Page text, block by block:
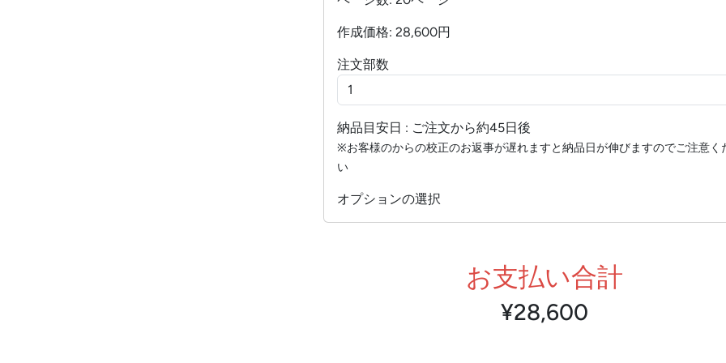
作成価格: 28,600円
注文部数
納品目安日 : ご注文から約45日後
※お客様のからの校正のお返事が遅れますと納品日が伸びますのでご注意く
い
オプションの選択
お支払い合計
¥28,600